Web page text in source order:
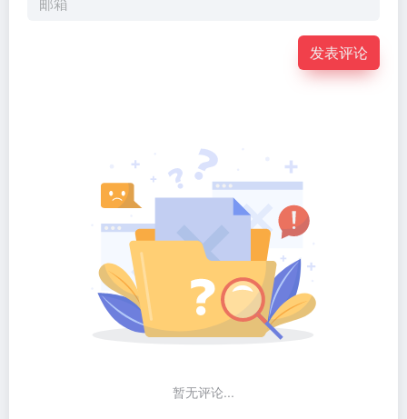
发表评论
暂无评论...